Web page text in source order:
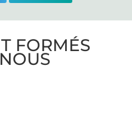
FORMÉS